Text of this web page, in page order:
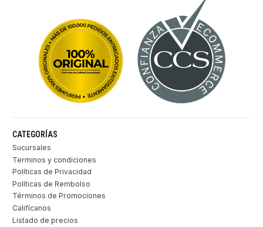
CATEGORÍAS
Sucursales
Terminos y condiciones
Políticas de Privacidad
Políticas de Rembolso
Términos de Promociones
Califícanos
Listado de precios